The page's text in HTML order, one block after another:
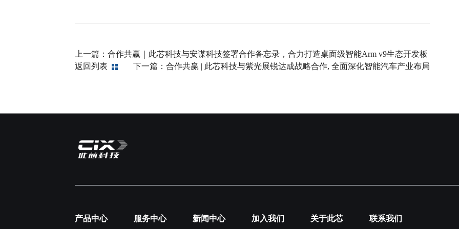
上一篇：合作共赢｜此芯科技与安谋科技签署合作备忘录，合力打造桌面级智能Arm v9生态开发板
返回列表
下一篇：合作共赢 | 此芯科技与紫光展锐达成战略合作, 全面深化智能汽车产业布局
产品中心 服务中心 新闻中心 加入我们 关于此芯 联系我们